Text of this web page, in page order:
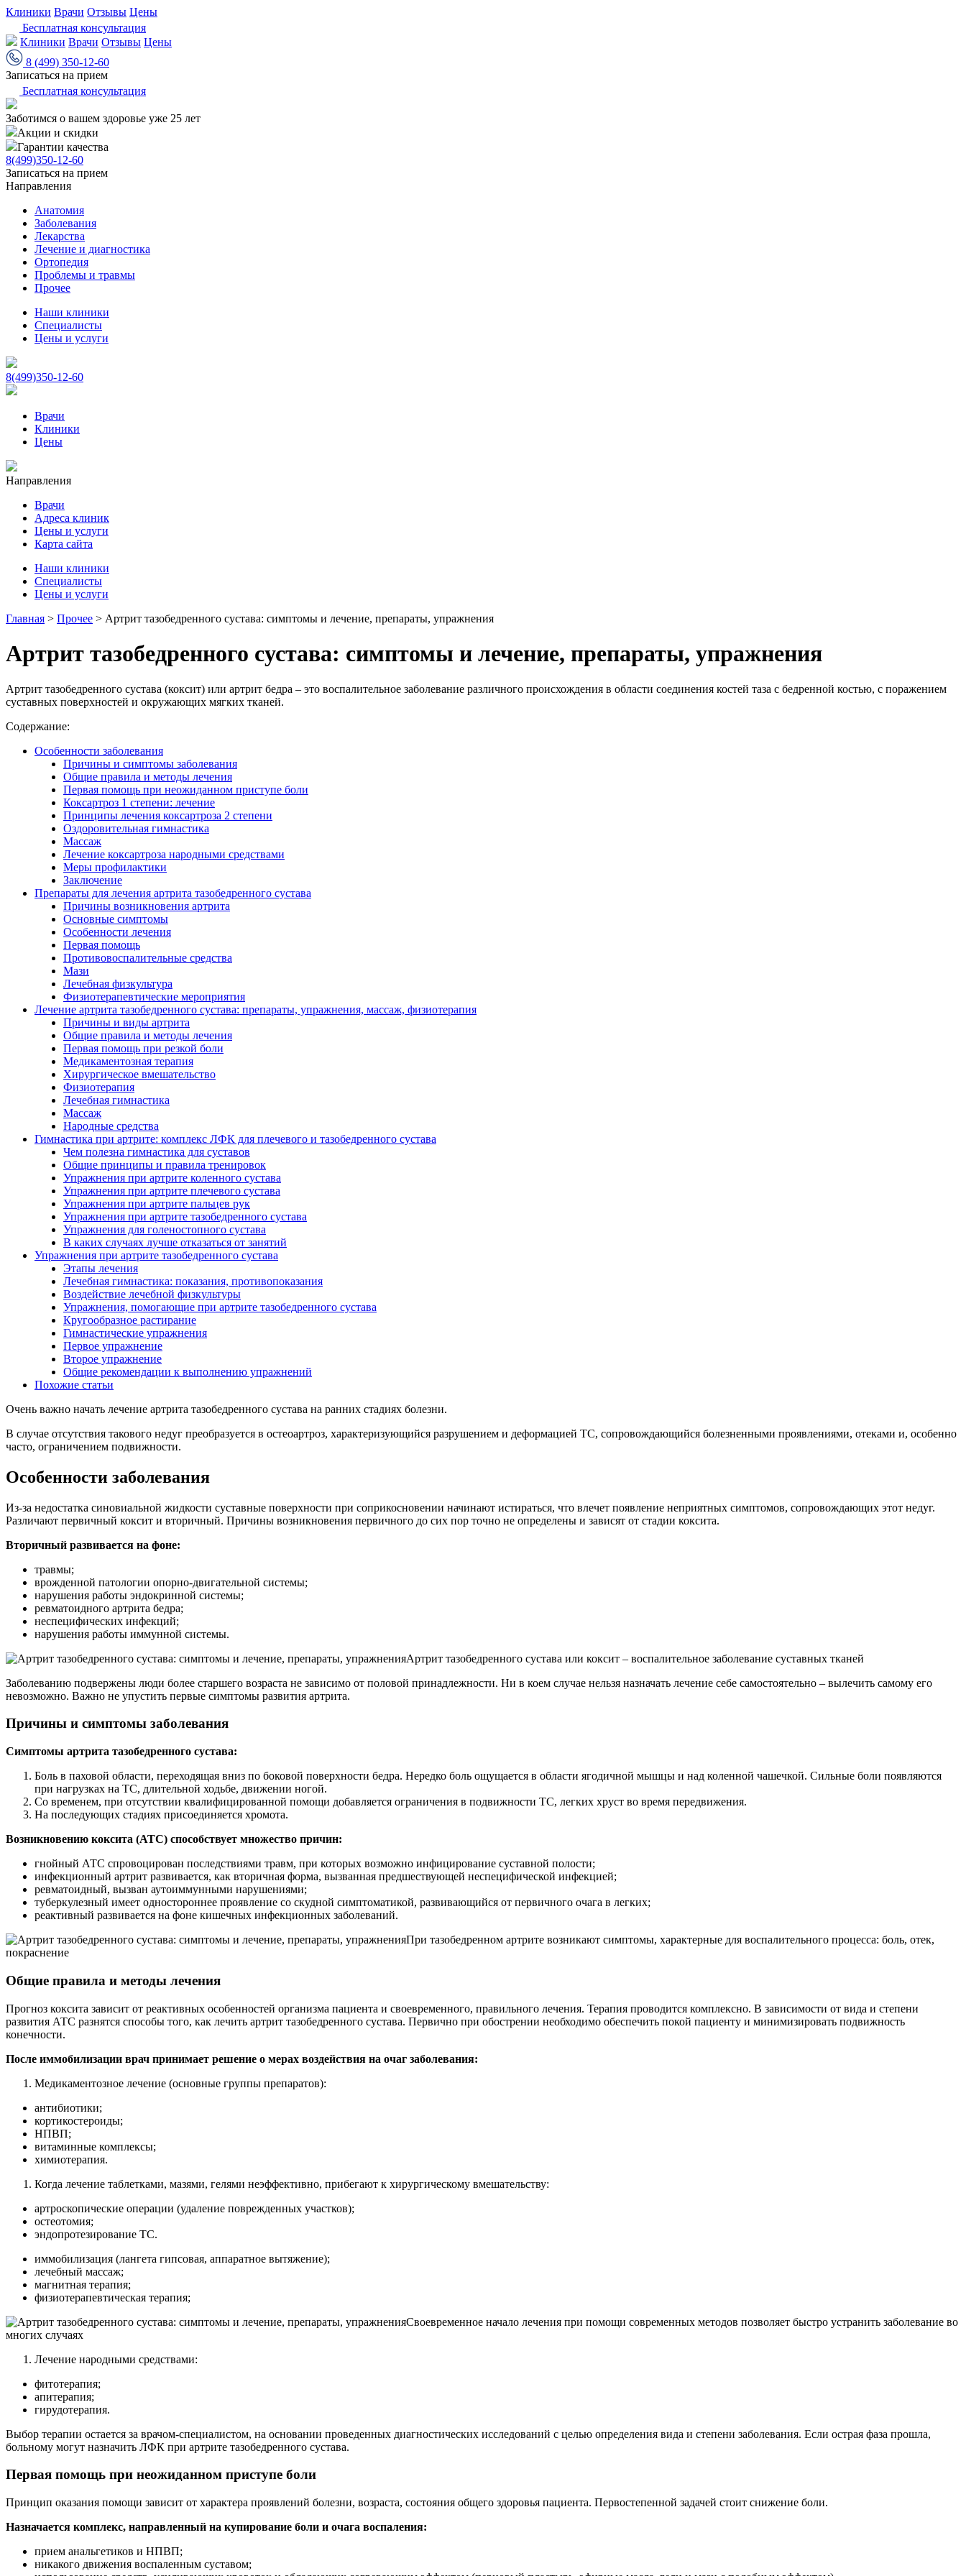
Клиники Врачи Отзывы Цены
Бесплатная консультация
Клиники Врачи Отзывы Цены
8 (499) 350-12-60
Записаться на прием
Бесплатная консультация
Заботимся о вашем здоровье уже 25 лет
Акции и скидки
Гарантии качества
8(499)350-12-60
Записаться на прием
Направления
Анатомия
Заболевания
Лекарства
Лечение и диагностика
Ортопедия
Проблемы и травмы
Прочее
Наши клиники
Специалисты
Цены и услуги
8(499)350-12-60
Врачи
Клиники
Цены
Направления
Врачи
Адреса клиник
Цены и услуги
Карта сайта
Наши клиники
Специалисты
Цены и услуги
Главная > Прочее > Артрит тазобедренного сустава: симптомы и лечение, препараты, упражнения
Артрит тазобедренного сустава: симптомы и лечение, препараты, упражнения
Артрит тазобедренного сустава (коксит) или артрит бедра – это воспалительное заболевание различного происхождения в области соединения костей таза с бедренной костью, с поражением
суставных поверхностей и окружающих мягких тканей.
Содержание:
Особенности заболевания
Причины и симптомы заболевания
Общие правила и методы лечения
Первая помощь при неожиданном приступе боли
Коксартроз 1 степени: лечение
Принципы лечения коксартроза 2 степени
Оздоровительная гимнастика
Массаж
Лечение коксартроза народными средствами
Меры профилактики
Заключение
Препараты для лечения артрита тазобедренного сустава
Причины возникновения артрита
Основные симптомы
Особенности лечения
Первая помощь
Противовоспалительные средства
Мази
Лечебная физкультура
Физиотерапевтические мероприятия
Лечение артрита тазобедренного сустава: препараты, упражнения, массаж, физиотерапия
Причины и виды артрита
Общие правила и методы лечения
Первая помощь при резкой боли
Медикаментозная терапия
Хирургическое вмешательство
Физиотерапия
Лечебная гимнастика
Массаж
Народные средства
Гимнастика при артрите: комплекс ЛФК для плечевого и тазобедренного сустава
Чем полезна гимнастика для суставов
Общие принципы и правила тренировок
Упражнения при артрите коленного сустава
Упражнения при артрите плечевого сустава
Упражнения при артрите пальцев рук
Упражнения при артрите тазобедренного сустава
Упражнения для голеностопного сустава
В каких случаях лучше отказаться от занятий
Упражнения при артрите тазобедренного сустава
Этапы лечения
Лечебная гимнастика: показания, противопоказания
Воздействие лечебной физкультуры
Упражнения, помогающие при артрите тазобедренного сустава
Кругообразное растирание
Гимнастические упражнения
Первое упражнение
Второе упражнение
Общие рекомендации к выполнению упражнений
Похожие статьи
Очень важно начать лечение артрита тазобедренного сустава на ранних стадиях болезни.
В случае отсутствия такового недуг преобразуется в остеоартроз, характеризующийся разрушением и деформацией ТС, сопровождающийся болезненными проявлениями, отеками и, особенно
часто, ограничением подвижности.
Особенности заболевания
Из-за недостатка синовиальной жидкости суставные поверхности при соприкосновении начинают истираться, что влечет появление неприятных симптомов, сопровождающих этот недуг.
Различают первичный коксит и вторичный. Причины возникновения первичного до сих пор точно не определены и зависят от стадии коксита.
Вторичный развивается на фоне:
травмы;
врожденной патологии опорно-двигательной системы;
нарушения работы эндокринной системы;
ревматоидного артрита бедра;
неспецифических инфекций;
нарушения работы иммунной системы.
Артрит тазобедренного сустава или коксит – воспалительное заболевание суставных тканей
Заболеванию подвержены люди более старшего возраста не зависимо от половой принадлежности. Ни в коем случае нельзя назначать лечение себе самостоятельно – вылечить самому его
невозможно. Важно не упустить первые симптомы развития артрита.
Причины и симптомы заболевания
Симптомы артрита тазобедренного сустава:
Боль в паховой области, переходящая вниз по боковой поверхности бедра. Нередко боль ощущается в области ягодичной мышцы и над коленной чашечкой. Сильные боли появляются
при нагрузках на ТС, длительной ходьбе, движении ногой.
Со временем, при отсутствии квалифицированной помощи добавляется ограничения в подвижности ТС, легких хруст во время передвижения.
На последующих стадиях присоединяется хромота.
Возникновению коксита (АТС) способствует множество причин:
гнойный АТС спровоцирован последствиями травм, при которых возможно инфицирование суставной полости;
инфекционный артрит развивается, как вторичная форма, вызванная предшествующей неспецифической инфекцией;
ревматоидный, вызван аутоиммунными нарушениями;
туберкулезный имеет одностороннее проявление со скудной симптоматикой, развивающийся от первичного очага в легких;
реактивный развивается на фоне кишечных инфекционных заболеваний.
При тазобедренном артрите возникают симптомы, характерные для воспалительного процесса: боль, отек,
покраснение
Общие правила и методы лечения
Прогноз коксита зависит от реактивных особенностей организма пациента и своевременного, правильного лечения. Терапия проводится комплексно. В зависимости от вида и степени
развития АТС разнятся способы того, как лечить артрит тазобедренного сустава. Первично при обострении необходимо обеспечить покой пациенту и минимизировать подвижность
конечности.
После иммобилизации врач принимает решение о мерах воздействия на очаг заболевания:
Медикаментозное лечение (основные группы препаратов):
антибиотики;
кортикостероиды;
НПВП;
витаминные комплексы;
химиотерапия.
Когда лечение таблетками, мазями, гелями неэффективно, прибегают к хирургическому вмешательству:
артроскопические операции (удаление поврежденных участков);
остеотомия;
эндопротезирование ТС.
иммобилизация (лангета гипсовая, аппаратное вытяжение);
лечебный массаж;
магнитная терапия;
физиотерапевтическая терапия;
Своевременное начало лечения при помощи современных методов позволяет быстро устранить заболевание во
многих случаях
Лечение народными средствами:
фитотерапия;
апитерапия;
гирудотерапия.
Выбор терапии остается за врачом-специалистом, на основании проведенных диагностических исследований с целью определения вида и степени заболевания. Если острая фаза прошла,
больному могут назначить ЛФК при артрите тазобедренного сустава.
Первая помощь при неожиданном приступе боли
Принцип оказания помощи зависит от характера проявлений болезни, возраста, состояния общего здоровья пациента. Первостепенной задачей стоит снижение боли.
Назначается комплекс, направленный на купирование боли и очага воспаления:
прием анальгетиков и НПВП;
никакого движения воспаленным суставом;